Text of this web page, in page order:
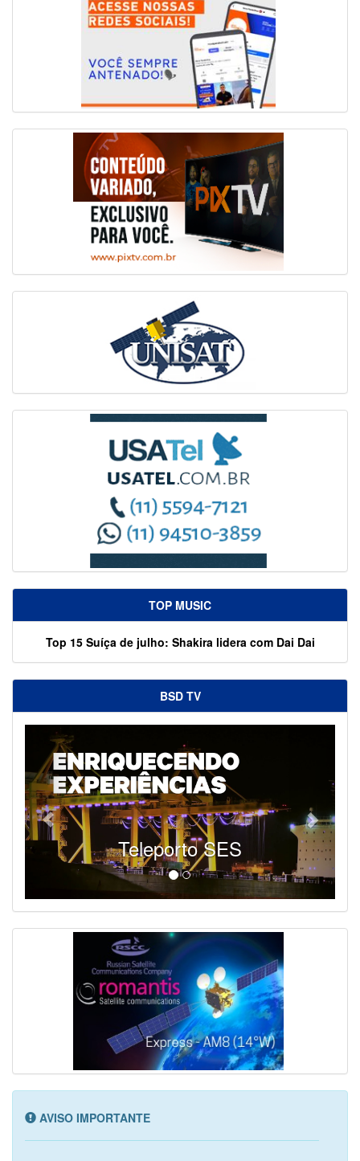
TOP MUSIC
Top 15 Suíça de julho: Shakira lidera com Dai Dai
BSD TV
Teleporto SES
AVISO IMPORTANTE